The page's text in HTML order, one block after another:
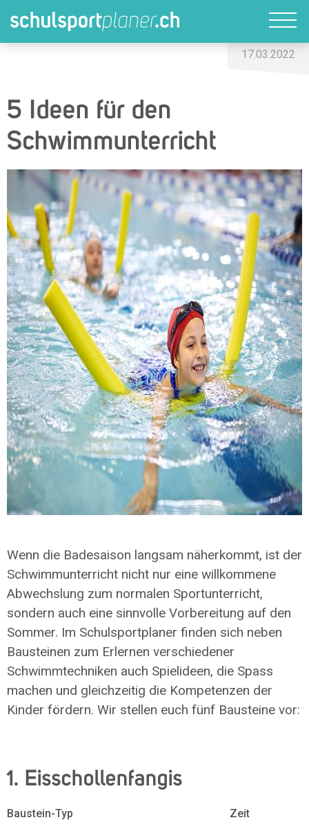
17.03.2022
5 Ideen für den
Schwimmunterricht
Wenn die Badesaison langsam näherkommt, ist der
Schwimmunterricht nicht nur eine willkommene
Abwechslung zum normalen Sportunterricht,
sondern auch eine sinnvolle Vorbereitung auf den
Sommer. Im Schulsportplaner finden sich neben
Bausteinen zum Erlernen verschiedener
Schwimmtechniken auch Spielideen, die Spass
machen und gleichzeitig die Kompetenzen der
Kinder fördern. Wir stellen euch fünf Bausteine vor:
1. Eisschollenfangis
Baustein-Typ
Zeit